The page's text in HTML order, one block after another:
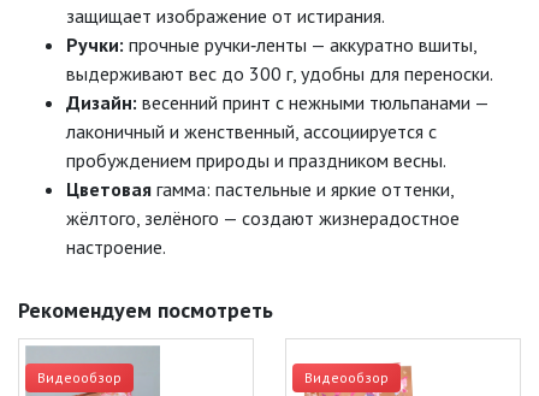
защищает изображение от истирания.
Ручки: прочные ручки‑ленты — аккуратно вшиты,
выдерживают вес до 300 г, удобны для переноски.
Дизайн: весенний принт с нежными тюльпанами —
лаконичный и женственный, ассоциируется с
пробуждением природы и праздником весны.
Цветовая гамма: пастельные и яркие оттенки,
жёлтого, зелёного — создают жизнерадостное
настроение.
Рекомендуем посмотреть
Видеообзор Видеообзор